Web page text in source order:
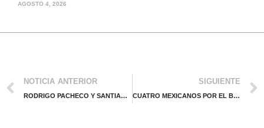
AGOSTO 4, 2026
NOTICIA ANTERIOR
RODRIGO PACHECO Y SANTIAGO GONZÁLEZ FORMARÁN DUPLA EN ATP 250 DE LOS CABOS
SIGUIENTE
CUATRO MEXICANOS POR EL BOLETO A SEMIS EN CHALLENGER DE BOGOTÁ